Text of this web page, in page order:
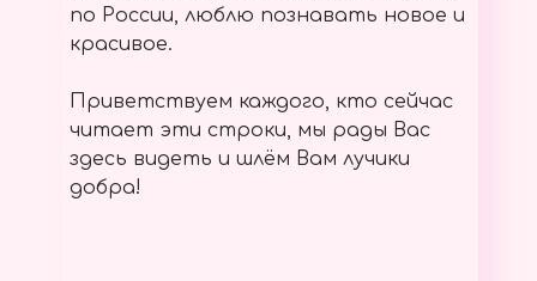
по России, люблю познавать новое и
красивое.
Приветствуем каждого, кто сейчас
читает эти строки, мы рады Вас
здесь видеть и шлём Вам лучики
добра!